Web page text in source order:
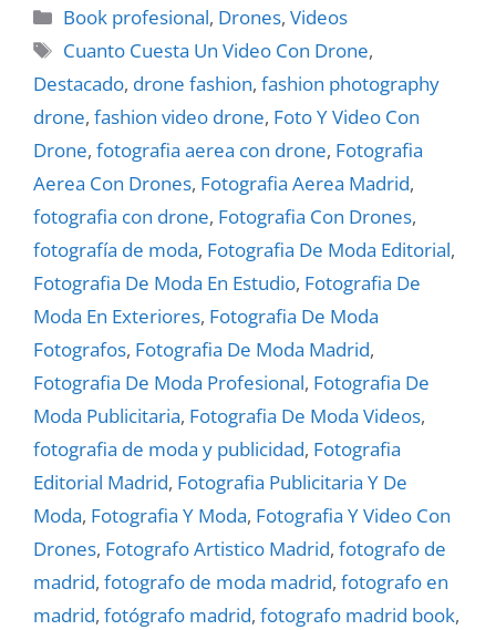
Categorías
Book profesional, Drones,Videos
Etiquetas
Cuanto Cuesta Un Video Con Drone,
Destacado, drone fashion, fashion photography
drone, fashion video drone, Foto Y Video Con
Drone, fotografia aerea con drone, Fotografia
Aerea Con Drones, Fotografia Aerea Madrid,
fotografia con drone, Fotografia Con Drones,
fotografía de moda, Fotografia De Moda Editorial,
Fotografia De Moda En Estudio, Fotografia De
Moda En Exteriores, Fotografia De Moda
Fotografos, Fotografia De Moda Madrid,
Fotografia De Moda Profesional, Fotografia De
Moda Publicitaria, Fotografia De Moda Videos,
fotografia de moda y publicidad, Fotografia
Editorial Madrid, Fotografia Publicitaria Y De
Moda, Fotografia Y Moda, Fotografia Y Video Con
Drones, Fotografo Artistico Madrid, fotografo de
madrid, fotografo de moda madrid, fotografo en
madrid, fotógrafo madrid, fotografo madrid book,